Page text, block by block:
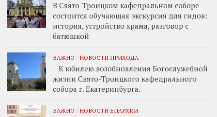
В Свято-Троицком кафедральном соборе
состоится обучающая экскурсия для гидов:
история, устройство храма, разговор с
батюшкой
ВАЖНО / НОВОСТИ ПРИХОДА
К юбилею возобновления Богослужебной
жизни Свято-Троицкого кафедрального
собора г. Екатеринбурга.
ВАЖНО / НОВОСТИ ЕПАРХИИ